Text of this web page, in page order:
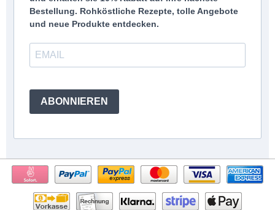
Bestellung. Rohköstliche Rezepte, tolle Angebote
und neue Produkte entdecken.
ABONNIEREN